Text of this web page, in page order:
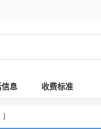
息 收费标准
]